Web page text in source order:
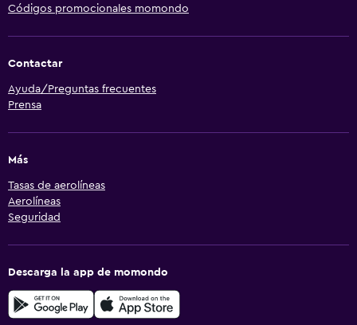
Códigos promocionales momondo
Contactar
Ayuda/Preguntas frecuentes
Prensa
Más
Tasas de aerolíneas
Aerolíneas
Seguridad
Descarga la app de momondo